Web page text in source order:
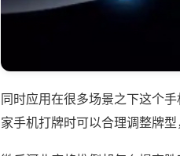
同时应用在很多场景之下这个
家手机打牌时可以合理调整牌